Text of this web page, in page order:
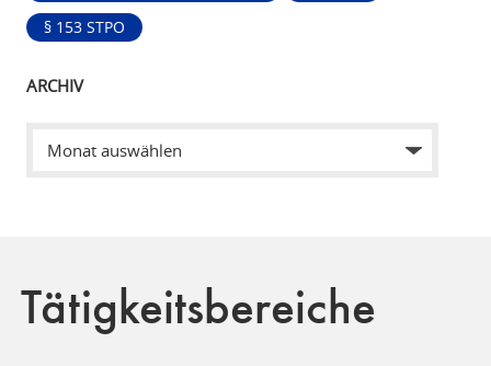
§ 153 STPO
ARCHIV
Tätigkeitsbereiche